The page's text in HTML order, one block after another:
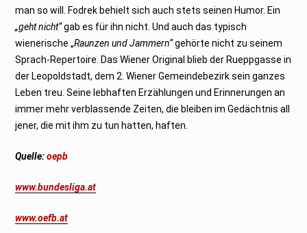
man so will. Fodrek behielt sich auch stets seinen Humor. Ein
„geht nicht“gab es für ihn nicht. Und auch das typisch
wienerische „Raunzen und Jammern“gehörte nicht zu seinem
Sprach-Repertoire. Das Wiener Original blieb der Rueppgasse in
der Leopoldstadt, dem 2. Wiener Gemeindebezirk sein ganzes
Leben treu. Seine lebhaften Erzählungen und Erinnerungen an
immer mehr verblassende Zeiten, die bleiben im Gedächtnis all
jener, die mit ihm zu tun hatten, haften.
Quelle:oepb
www.bundesliga.at
www.oefb.at